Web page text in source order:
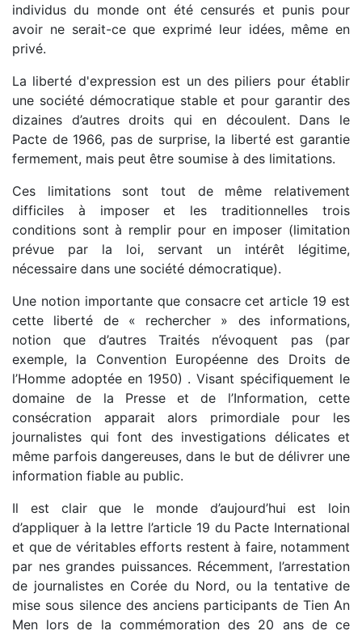
individus du monde ont été censurés et punis pour
avoir ne serait-ce que exprimé leur idées, même en
privé.
La liberté d'expression est un des piliers pour établir
une société démocratique stable et pour garantir des
dizaines d’autres droits qui en découlent. Dans le
Pacte de 1966, pas de surprise, la liberté est garantie
fermement, mais peut être soumise à des limitations.
Ces limitations sont tout de même relativement
difficiles à imposer et les traditionnelles trois
conditions sont à remplir pour en imposer (limitation
prévue par la loi, servant un intérêt légitime,
nécessaire dans une société démocratique).
Une notion importante que consacre cet article 19 est
cette liberté de « rechercher » des informations,
notion que d’autres Traités n’évoquent pas (par
exemple, la Convention Européenne des Droits de
l’Homme adoptée en 1950) . Visant spécifiquement le
domaine de la Presse et de l’Information, cette
consécration apparait alors primordiale pour les
journalistes qui font des investigations délicates et
même parfois dangereuses, dans le but de délivrer une
information fiable au public.
Il est clair que le monde d’aujourd’hui est loin
d’appliquer à la lettre l’article 19 du Pacte International
et que de véritables efforts restent à faire, notamment
par nes grandes puissances. Récemment, l’arrestation
de journalistes en Corée du Nord, ou la tentative de
mise sous silence des anciens participants de Tien An
Men lors de la commémoration des 20 ans de ce